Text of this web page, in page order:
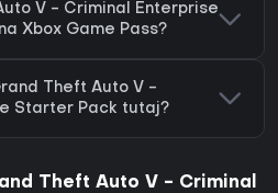
V - Criminal Enterprise
Xbox Game Pass?
Theft Auto V -
Starter Pack tutaj?
Theft Auto V - Criminal